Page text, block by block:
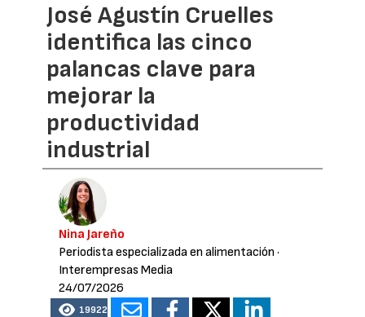
José Agustín Cruelles
identifica las cinco
palancas clave para
mejorar la
productividad
industrial
Nina Jareño
Periodista especializada en alimentación ·
Interempresas Media
24/07/2026
19922